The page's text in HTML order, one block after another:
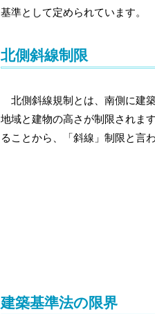
基準として定められています。
北側斜線制限
北側斜線規制とは、南側に建
地域と建物の高さが制限されま
ることから、「斜線」制限と言
建築基準法の限界